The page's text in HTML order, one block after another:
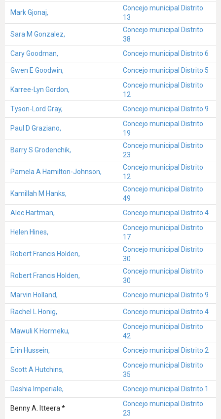
Mark Gjonaj,
Concejo municipal Distrito
13
Sara M Gonzalez,
Concejo municipal Distrito
38
Cary Goodman,
Concejo municipal Distrito 6
Gwen E Goodwin, Concejo municipal Distrito 5
Karree-Lyn Gordon,
Concejo municipal Distrito
12
Tyson-Lord Gray,
Concejo municipal Distrito 9
Paul D Graziano,
Concejo municipal Distrito
19
Barry S Grodenchik,
Concejo municipal Distrito
23
Pamela A Hamilton-Johnson,
Concejo municipal Distrito
12
Kamillah M Hanks,
Concejo municipal Distrito
49
Alec Hartman,
Concejo municipal Distrito 4
Helen Hines,
Concejo municipal Distrito
17
Robert Francis Holden,
Concejo municipal Distrito
30
Robert Francis Holden,
Concejo municipal Distrito
30
Marvin Holland,
Concejo municipal Distrito 9
Rachel L Honig, Concejo municipal Distrito 4
Mawuli K Hormeku,
Concejo municipal Distrito
42
Erin Hussein,
Concejo municipal Distrito 2
Scott A Hutchins,
Concejo municipal Distrito
35
Dashia Imperiale,
Concejo municipal Distrito 1
Benny A. Itteera *
Concejo municipal Distrito
23